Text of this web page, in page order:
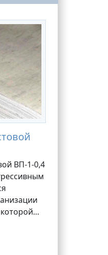
ВП-1-0,4
которой…